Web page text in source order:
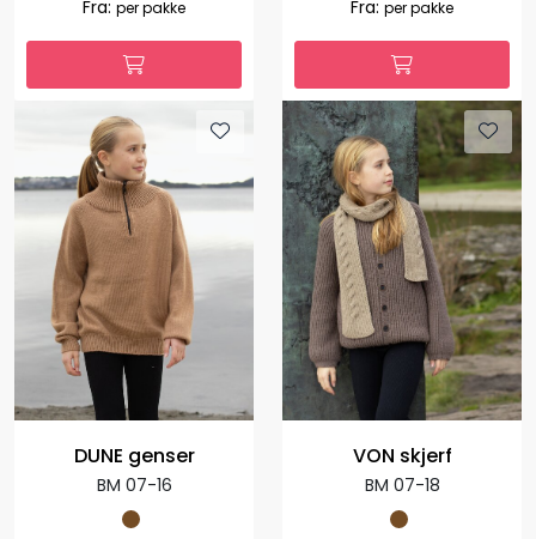
Fra: per pakke Fra: per pakke
DUNE genser
BM 07-16
VON skjerf
BM 07-18